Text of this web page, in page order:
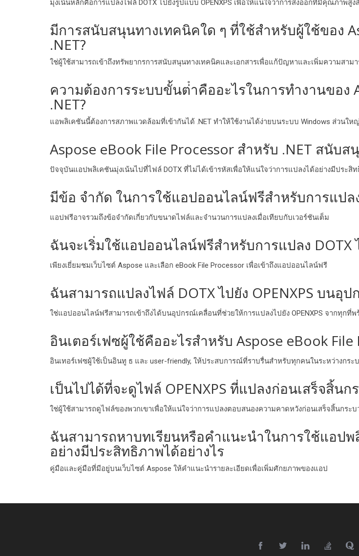
มุ่งเน้นหลักคือการแปลงไฟล์ DOTX ไปยังรูปแบบ OPENXPS เพื่อให้แน่ใจว่าการส่งออกที่มีคุณภาพสู
มีการสนับสนุนทางเทคนิคใด ๆ ที่ใช้สําหรับผู้ใช้ของ
.NET?
ใช่ผู้ใช้สามารถเข้าถึงทรัพยากรการสนับสนุนทางเทคนิคและเอกสารเพื่อแก้ปัญหาและเพิ่มความสาม
ความต้องการระบบขั้นต่ําคืออะไรในการทํางานของ
.NET?
แอพลิเคชันนี้ต้องการสภาพแวดล้อมที่เข้ากันได้ .NET ทําให้ใช้งานได้ง่ายบนระบบ Windows ส่วนใ
Aspose eBook File Processor สําหรับ .NET สนับ
ปัจจุบันแอปพลิเคชันมุ่งเน้นไปที่ไฟล์ DOTX ที่ไม่ได้เข้ารหัสเพื่อให้แน่ใจว่าการแปลงได้อย่างมีประสิ
มีข้อ จํากัด ในการใช้แอปออนไลน์ฟรีสําหรับการแปล
แอปฟรีอาจรวมถึงข้อจํากัดเกี่ยวกับขนาดไฟล์และจํานวนการแปลงเมื่อเทียบกับเวอร์ชันเต็ม
ฉันจะเริ่มใช้แอปออนไลน์ฟรีสําหรับการแปลง DOTX
เพียงเยี่ยมชมเว็บไซต์ Aspose และเลือก eBook File Processor เพื่อเข้าถึงแอปออนไลน์ฟรี
ฉันสามารถแปลงไฟล์ DOTX ไปยัง OPENXPS บน
ใช่แอปออนไลน์ฟรีสามารถเข้าถึงได้บนอุปกรณ์เคลื่อนที่ช่วยให้การแปลงไปยัง OPENXPS จากทุกที่พ
อินเตอร์เฟซผู้ใช้คืออะไรสําหรับ Aspose eBook
อินเทอร์เฟซผู้ใช้เป็นอินทู ธ และ user-friendly, ให้ประสบการณ์ที่ราบรื่นสําหรับทุกคนในระหว่างกระ
เป็นไปได้ที่จะดูไฟล์ OPENXPS ที่แปลงก่อนเสร็จสิ้นก
ใช่ผู้ใช้สามารถดูไฟล์ของพวกเขาเพื่อให้แน่ใจว่าการแปลงตอบสนองความคาดหวังก่อนเสร็จสิ้นกระบ
ฉันสามารถหาบทเรียนหรือคําแนะนําในการใช้แอปพ
อย่างมีประสิทธิภาพได้อย่างไร
คู่มือและคู่มือที่มีอยู่บนเว็บไซต์ Aspose ให้คําแนะนํารายละเอียดเพื่อเพิ่มศักยภาพของแอป